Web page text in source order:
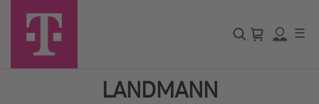
☰
LANDMANN